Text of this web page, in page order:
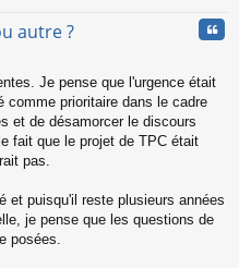
autre ?
Je pense que l'urgence était
comme prioritaire dans le cadre
et de désamorcer le discours
fait que le projet de TPC était
pas.
et puisqu'il reste plusieurs années
je pense que les questions de
posées.